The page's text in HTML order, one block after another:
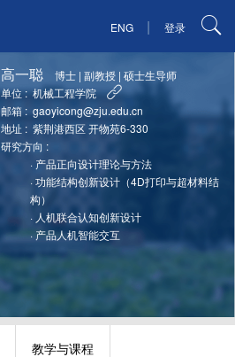
ENG | 登录
高一聪 博士 |副教授 |硕士生导师
单位 : 机械工程学院
邮箱 : gaoyicong@zju.edu.cn
地址 : 紫荆港西区 开物苑6-330
研究方向 :
· 产品正向设计理论与方法
·功能结构创新设计（4D打印与超材料结
构）
· 人机联合认知创新设计
· 产品人机智能交互
教学与课程